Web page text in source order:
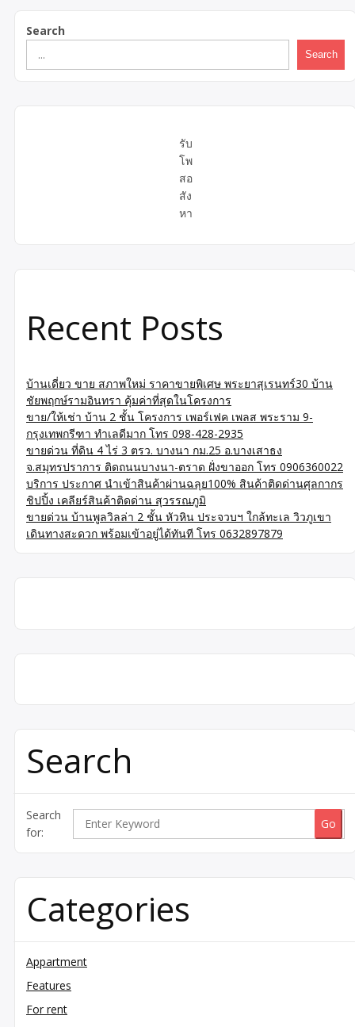
Search
Search
รับ
โพ
สอ
สัง
หา
Recent Posts
บ้านเดี่ยว ขาย สภาพใหม่ ราคาขายพิเศษ พระยาสุเรนทร์30 บ้าน
ชัยพฤกษ์รามอินทรา คุ้มค่าที่สุดในโครงการ
ขาย/ให้เช่า บ้าน 2 ชั้น โครงการ เพอร์เฟค เพลส พระราม 9-
กรุงเทพกรีฑา ทำเลดีมาก โทร 098-428-2935
ขายด่วน ที่ดิน 4 ไร่ 3 ตรว. บางนา กม.25 อ.บางเสาธง
จ.สมุทรปราการ ติดถนนบางนา-ตราด ฝั่งขาออก โทร 0906360022
บริการ ประกาศ นำเข้าสินค้าผ่านฉลุย100% สินค้าติดด่านศุลกากร
ชิปปิ้ง เคลียร์สินค้าติดด่าน สุวรรณภูมิ
ขายด่วน บ้านพูลวิลล่า 2 ชั้น หัวหิน ประจวบฯ ใกล้ทะเล วิวภูเขา
เดินทางสะดวก พร้อมเข้าอยู่ได้ทันที โทร 0632897879
Search
Search
for:
Categories
Appartment
Features
For rent